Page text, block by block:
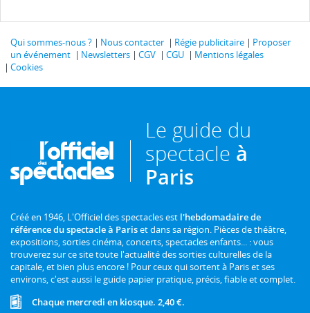
Qui sommes-nous ? Nous contacter Régie publicitaire
Proposer
un événement
Newsletters CGV CGU
Mentions légales
Cookies
Le guide du
spectacle à
Paris
Créé en 1946, L'Officiel des spectacles est l'hebdomadaire de
référence du spectacle à Pariset dans sa région. Pièces de théâtre,
expositions, sorties cinéma, concerts, spectacles enfants... : vous
trouverez sur ce site toute l'actualité des sorties culturelles de la
capitale, et bien plus encore ! Pour ceux qui sortent à Paris et ses
environs, c'est aussi le guide papier pratique, précis, fiable et complet.
Chaque mercredi en kiosque. 2,40 €.